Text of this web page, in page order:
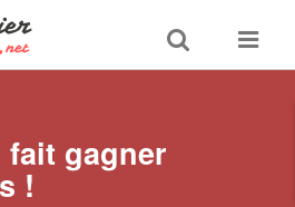
Toggle
search
Toggle
fait gagner
!